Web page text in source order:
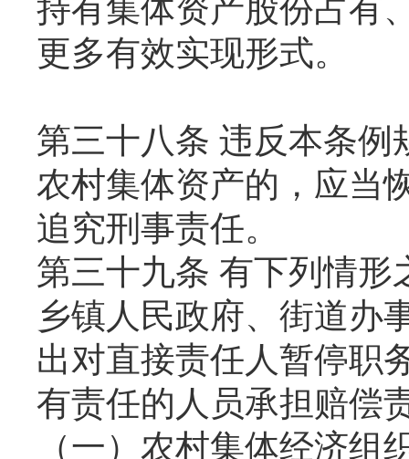
持有集体资产股份占有
更多有效实现形式。
第三十八条 违反本条例
农村集体资产的，应当
追究刑事责任。
第三十九条 有下列情形
乡镇人民政府、街道办
出对直接责任人暂停职
有责任的人员承担赔偿
（一）农村集体经济